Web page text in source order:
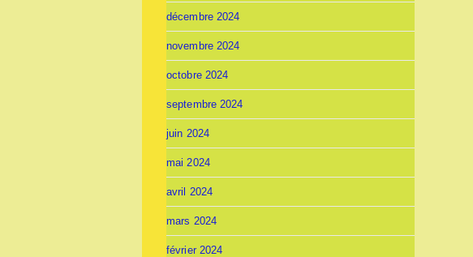
décembre 2024
novembre 2024
octobre 2024
septembre 2024
juin 2024
mai 2024
avril 2024
mars 2024
février 2024